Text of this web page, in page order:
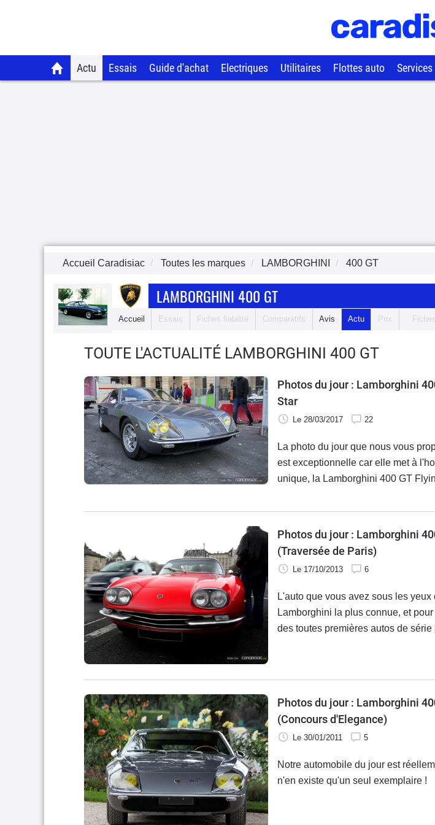
Actu Essais Guide d'achat Electriques Utilitaires Flottes auto Services
Accueil Caradisiac Toutes les marques LAMBORGHINI 400 GT
LAMBORGHINI 400 GT
Accueil Essais Fiches fiabilité Comparatifs Avis Actu Prix
TOUTE L'ACTUALITÉ LAMBORGHINI 400 GT
Photos du jour : Lamborghini
Star
Le 28/03/2017 22
La photo du jour que nous vous
est exceptionnelle car elle met à
unique, la Lamborghini 400 GT
Photos du jour : Lamborghini
(Traversée de Paris)
Le 17/10/2013 6
L'auto que vous avez sous les yeux
Lamborghini la plus connue, et
des toutes premières autos de série
Photos du jour : Lamborghini
(Concours d'Elegance)
Le 30/01/2011 5
Notre automobile du jour est
n'en existe qu'un seul exemplaire !